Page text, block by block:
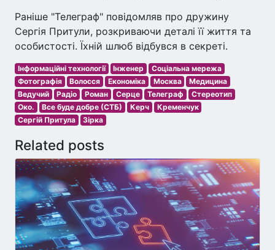
Раніше "Телеграф" повідомляв про дружину
Сергія Притули, розкриваючи деталі її життя та
особистості. Їхній шлюб відбувся в секреті.
Інформаційні технології Інженер
Соціальна мережа
Фотографія
Волосся Економіка Москва
Медицина
Ведучий
Радіо Роман Серце Телеграф
Стереотип
Око.
Все буде добре (СТБ) Керч
Кременчук
Сергій Притула
Зірка
Related posts